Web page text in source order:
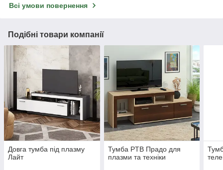
Всі умови повернення
Подібні товари компанії
Довга тумба під плазму
Лайт
Тумба PTB Прадо для
плазми та техніки